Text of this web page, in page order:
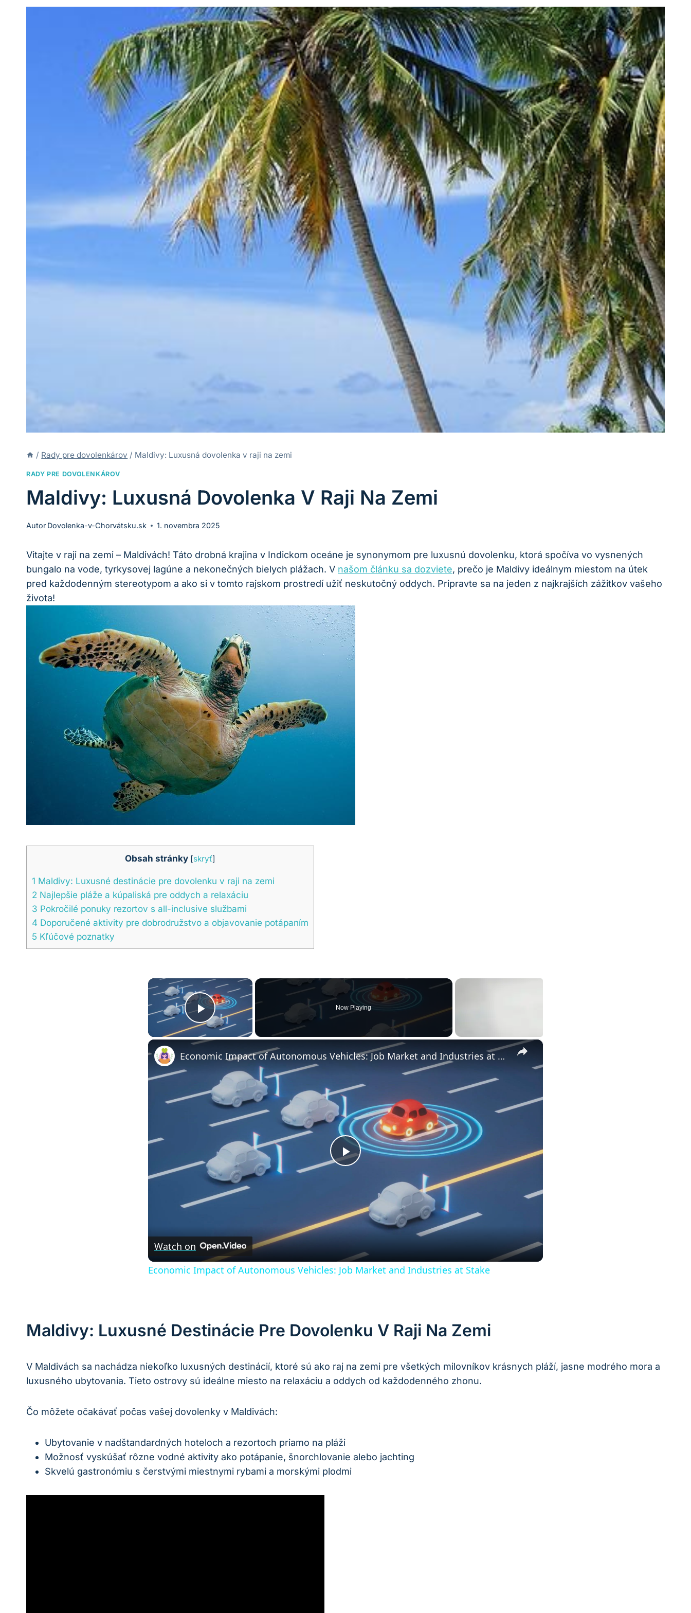
/ Rady pre dovolenkárov / Maldivy: Luxusná dovolenka v raji na zemi
RADY PRE DOVOLENKÁROV
Maldivy: Luxusná Dovolenka V Raji Na Zemi
Autor Dovolenka-v-Chorvátsku.sk 1. novembra 2025
Vitajte v raji na zemi – Maldivách! Táto drobná krajina v Indickom oceáne je synonymom pre luxusnú dovolenku, ktorá spočíva vo vysnených
bungalo na vode, tyrkysovej lagúne a nekonečných bielych plážach. V našom článku sa dozviete, prečo je Maldivy ideálnym miestom na útek
pred každodenným stereotypom a ako si v tomto rajskom prostredí užiť neskutočný oddych. Pripravte sa na jeden z najkrajších zážitkov vašeho
života!
Obsah stránky [skryť]
1 Maldivy: Luxusné destinácie pre dovolenku v raji na zemi
2 Najlepšie pláže a kúpaliská pre oddych a relaxáciu
3 Pokročilé ponuky rezortov s all-inclusive službami
4 Doporučené aktivity pre dobrodružstvo a objavovanie potápaním
5 Kľúčové poznatky
×
Play Video
Now Playing
×
Play
Video
Economic Impact of Autonomous Vehicles: Job Market and Industries at Stake
Watch on
Economic Impact of Autonomous Vehicles: Job Market and Industries at Stake
Maldivy: Luxusné Destinácie Pre Dovolenku V Raji Na Zemi
V Maldivách sa nachádza niekoľko luxusných destinácií, ktoré sú ako raj na zemi pre všetkých milovníkov krásnych pláží, jasne modrého mora a
luxusného ubytovania. Tieto ostrovy sú ideálne miesto na relaxáciu a oddych od každodenného zhonu.
Čo môžete očakávať počas vašej dovolenky v Maldivách:
Ubytovanie v nadštandardných hoteloch a rezortoch priamo na pláži
Možnosť vyskúšať rôzne vodné aktivity ako potápanie, šnorchlovanie alebo jachting
Skvelú gastronómiu s čerstvými miestnymi rybami a morskými plodmi